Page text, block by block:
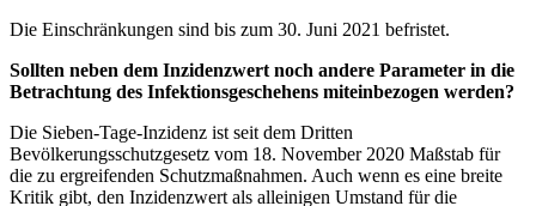
Die Einschränkungen sind bis zum 30. Juni 2021 befristet.
Sollten neben dem Inzidenzwert noch andere Parameter in die
Betrachtung des Infektionsgeschehens miteinbezogen werden?
Die Sieben-Tage-Inzidenz ist seit dem Dritten
Bevölkerungsschutzgesetz vom 18. November 2020 Maßstab für
die zu ergreifenden Schutzmaßnahmen. Auch wenn es eine breite
Kritik gibt, den Inzidenzwert als alleinigen Umstand für die